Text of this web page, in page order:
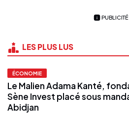
PUBLICITÉ
LES PLUS LUS
ÉCONOMIE
Le Malien Adama Kanté,
Sène Invest placé sous
Abidjan